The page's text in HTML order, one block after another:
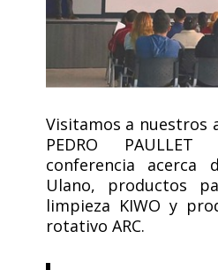
Visitamos a nuestros
PEDRO
conferencia acerca
Ulano, productos
limpieza KIWO y
rotativo ARC.